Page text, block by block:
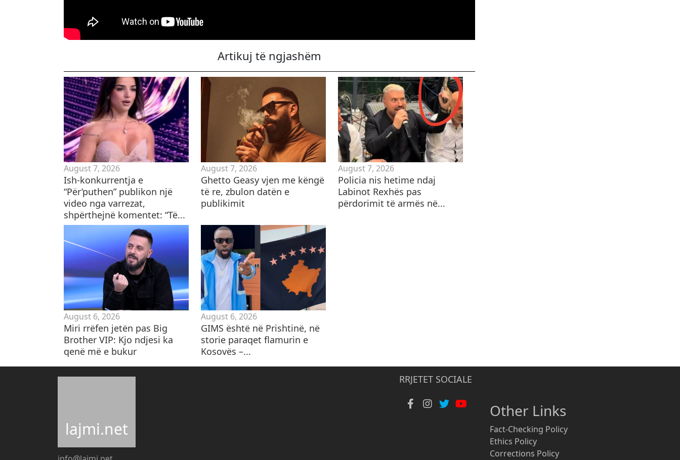
Artikuj të ngjashëm
August 7, 2026
Ish-konkurrentja e
“Për’puthen” publikon një
video nga varrezat,
shpërthejnë komentet: “Të...
August 7, 2026
Ghetto Geasy vjen me këngë
të re, zbulon datën e
publikimit
August 7, 2026
Policia nis hetime ndaj
Labinot Rexhës pas
përdorimit të armës në...
August 6, 2026
Miri rrëfen jetën pas Big
Brother VIP: Kjo ndjesi ka
qenë më e bukur
August 6, 2026
GIMS është në Prishtinë, në
storie paraqet flamurin e
Kosovës –...
lajmi.net
RRJETET SOCIALE
Other Links
Fact-Checking Policy
Ethics Policy
Corrections Policy